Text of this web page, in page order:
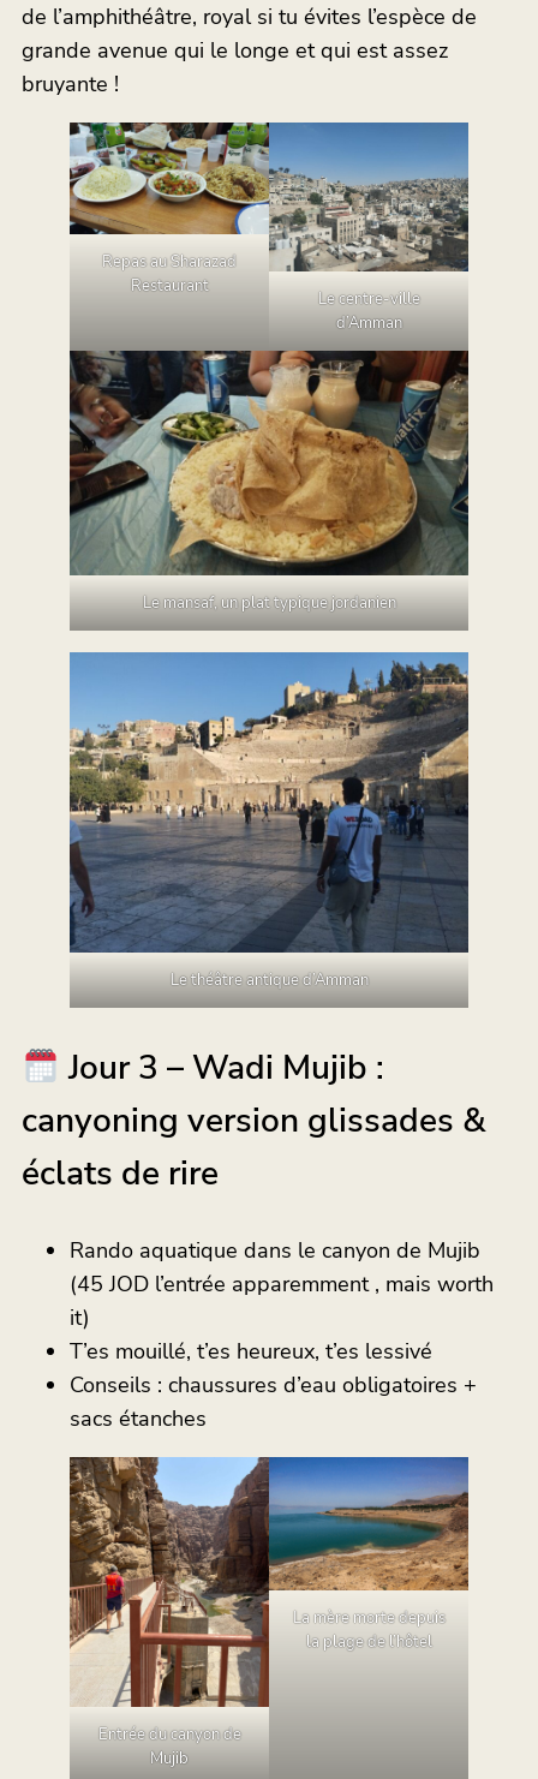
de l’amphithéâtre, royal si tu évites l’espèce de
grande avenue qui le longe et qui est assez
bruyante !
Repas au Sharazad
Restaurant
Le centre-ville
d’Amman
Le mansaf, un plat typique jordanien
Le théâtre antique d’Amman
Jour 3 – Wadi Mujib :
canyoning version glissades &
éclats de rire
Rando aquatique dans le canyon de Mujib
(45 JOD l’entrée apparemment , mais worth
it)
T’es mouillé, t’es heureux, t’es lessivé
Conseils : chaussures d’eau obligatoires +
sacs étanches
Entrée du canyon de
Mujib
La mère morte depuis
la plage de l’hôtel